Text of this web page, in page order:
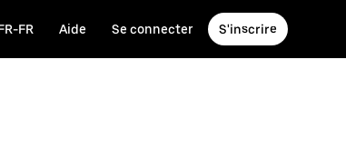
FR Aide Se connecter S'inscrire